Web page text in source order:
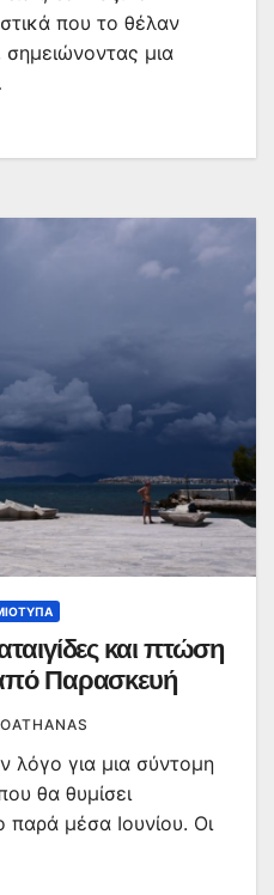
που το θέλαν
σημειώνοντας μια
και πτώση
Παρασκευή
λόγο για μια σύντομη
θα θυμίσει
μέσα Ιουνίου. Οι